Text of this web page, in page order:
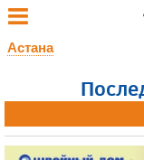
Астана